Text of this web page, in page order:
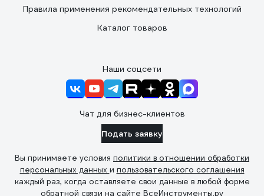
Правила применения рекомендательных технологий
Каталог товаров
Наши соцсети
Чат для бизнес-клиентов
Подать заявку
Вы принимаете условия политики в отношении обработки
персональных данных и пользовательского соглашения
каждый раз, когда оставляете свои данные в любой форме
обратной связи на сайте ВсеИнструменты.ру